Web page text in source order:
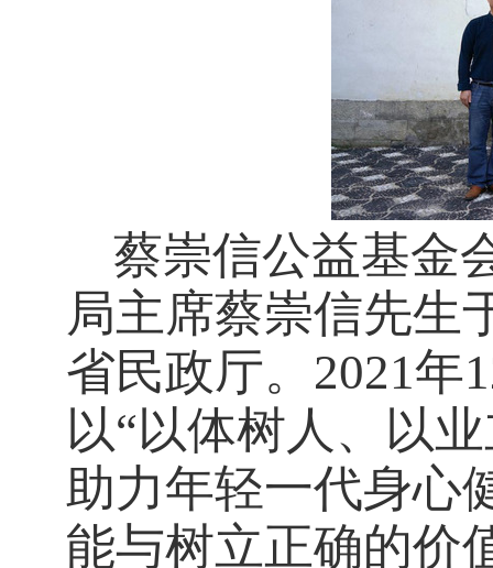
蔡崇信公益基金
局主席蔡崇信先生
省民政厅。2021年
以“以体树人、以
助力年轻一代身心
能与树立正确的价